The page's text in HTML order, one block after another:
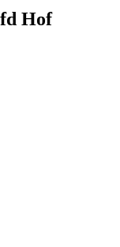
Hof